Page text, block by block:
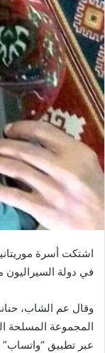
اشتكت أسرة
في دولة
وقال عم الشاب،
المجموعة المسلحة
عبر تطبيق “واتساب”